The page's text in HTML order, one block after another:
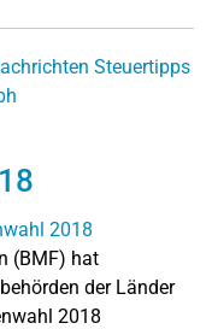
Steuertipps
(BMF) hat
der Länder
2018